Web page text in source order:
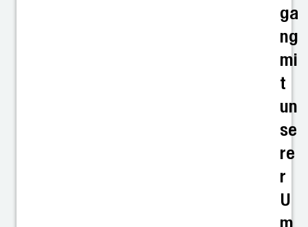
ga
ng
mi
t
un
se
re
r
U
m